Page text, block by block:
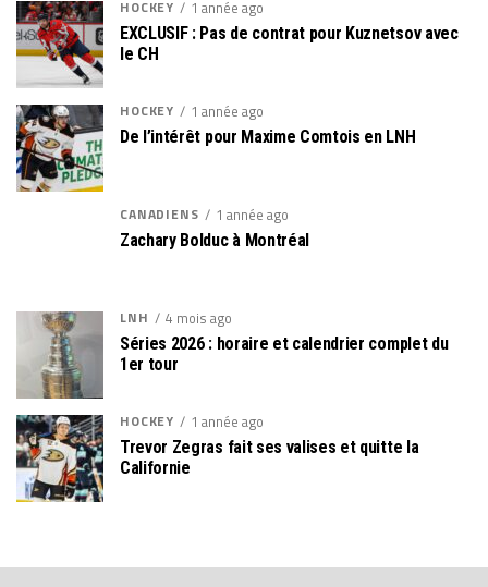
HOCKEY 1 année ago
EXCLUSIF : Pas de contrat pour Kuznetsov avec
le CH
HOCKEY 1 année ago
De l’intérêt pour Maxime Comtois en LNH
CANADIENS 1 année ago
Zachary Bolduc à Montréal
LNH 4 mois ago
Séries 2026 : horaire et calendrier complet du
1er tour
HOCKEY 1 année ago
Trevor Zegras fait ses valises et quitte la
Californie